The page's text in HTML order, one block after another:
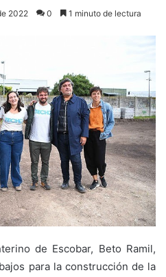
2022 0 1 minuto de lectura
de Escobar, Beto Ramil,
para la construcción de la